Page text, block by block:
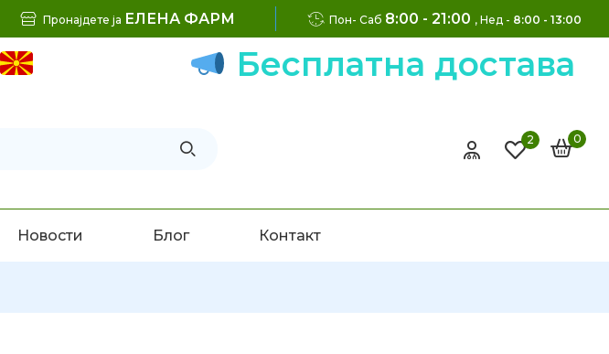
Пронајдете ја ЕЛЕНА ФАРМ Пон- Саб 8:00 - 21:00 , Нед - 8:00 - 13:00
Бесплатна достава
2 0
Новости Блог Контакт